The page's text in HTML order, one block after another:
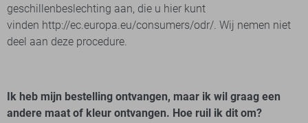
geschillenbeslechting aan, die u hier kunt
vinden http://ec.europa.eu/consumers/odr/. Wij nemen niet
deel aan deze procedure.
Ik heb mijn bestelling ontvangen, maar ik wil graag een
andere maat of kleur ontvangen. Hoe ruil ik dit om?